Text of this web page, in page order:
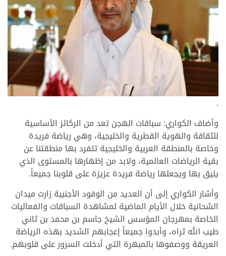
.
وأضاف الكواري: سباقات الهجن تعد من الركائز الأساسية
للثقافة والهوية القطرية والخليجية، وهي رياضة فريدة
وخاصة بالمنطقة العربية والخليجية تتفرد بها منطقتنا عن
بقية الرياضات العالمية، ولابد من إظهارها بالمستوى الذي
يليق بها ويجعلها رياضة فريدة عزيزة على قلوبنا جميعاً.
وأشار الكواري إلى أن العديد من الوفود الأجنبية زارت ميدان
الشحانية خلال الأيام الماضية لمشاهدة السباقات والفعاليات
الخاصة بمهرجان المؤسس الشيخ جاسم بن محمد بن ثاني
طيب الله ثراه، وأبدوا جميعاً إعجابهم الشديد بهذه الرياضة
العريقة ووصفوها بالمبهرة التي أدخلت السرور على قلوبهم.